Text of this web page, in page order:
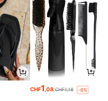
CHF1,08 CHF1,18 -8%